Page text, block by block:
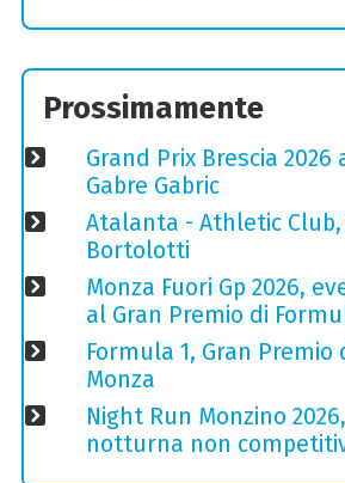
Prossimamente
Grand Prix Brescia 2026
Gabre Gabric
Atalanta - Athletic Club,
Bortolotti
Monza Fuori Gp 2026,
al Gran Premio di
Formula 1, Gran Premio
Monza
Night Run Monzino
notturna non